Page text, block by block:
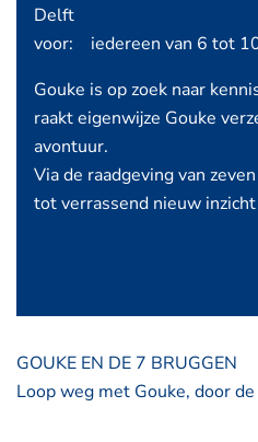
Delft
voor: iedereen van 6 tot
Gouke is op zoek naar
raakt eigenwijze Gouke
avontuur.
Via de raadgeving van
tot verrassend nieuw
GOUKE EN DE 7 BRUGGEN
Loop weg met Gouke, door